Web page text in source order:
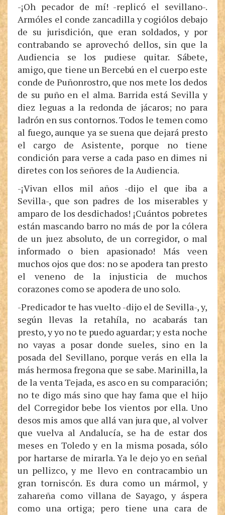
-¡Oh pecador de mí! -replicó el sevillano-.
Armóles el conde zancadilla y cogiólos debajo
de su jurisdición, que eran soldados, y por
contrabando se aprovechó dellos, sin que la
Audiencia se los pudiese quitar. Sábete,
amigo, que tiene un Bercebú en el cuerpo este
conde de Puñonrostro, que nos mete los dedos
de su puño en el alma. Barrida está Sevilla y
diez leguas a la redonda de jácaros; no para
ladrón en sus contornos. Todos le temen como
al fuego, aunque ya se suena que dejará presto
el cargo de Asistente, porque no tiene
condición para verse a cada paso en dimes ni
diretes con los señores de la Audiencia.
-¡Vivan ellos mil años -dijo el que iba a
Sevilla-, que son padres de los miserables y
amparo de los desdichados! ¡Cuántos pobretes
están mascando barro no más de por la cólera
de un juez absoluto, de un corregidor, o mal
informado o bien apasionado! Más veen
muchos ojos que dos: no se apodera tan presto
el veneno de la injusticia de muchos
corazones como se apodera de uno solo.
-Predicador te has vuelto -dijo el de Sevilla-, y,
según llevas la retahíla, no acabarás tan
presto, y yo no te puedo aguardar; y esta noche
no vayas a posar donde sueles, sino en la
posada del Sevillano, porque verás en ella la
más hermosa fregona que se sabe. Marinilla, la
de la venta Tejada, es asco en su comparación;
no te digo más sino que hay fama que el hijo
del Corregidor bebe los vientos por ella. Uno
desos mis amos que allá van jura que, al volver
que vuelva al Andalucía, se ha de estar dos
meses en Toledo y en la misma posada, sólo
por hartarse de mirarla. Ya le dejo yo en señal
un pellizco, y me llevo en contracambio un
gran torniscón. Es dura como un mármol, y
zahareña como villana de Sayago, y áspera
como una ortiga; pero tiene una cara de